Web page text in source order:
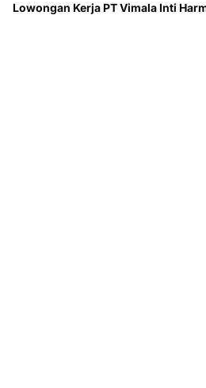
Lowongan Kerja PT Vimala Inti